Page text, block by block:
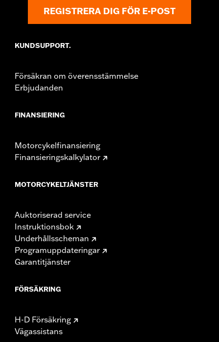
REGISTRERA DIG FÖR E-POST
KUNDSUPPORT.
Försäkran om överensstämmelse
Erbjudanden
FINANSIERING
Motorcykelfinansiering
Finansieringskalkylator
MOTORCYKELTJÄNSTER
Auktoriserad service
Instruktionsbok
Underhållsscheman
Programuppdateringar
Garantitjänster
FÖRSÄKRING
H-D Försäkring
Vägassistans